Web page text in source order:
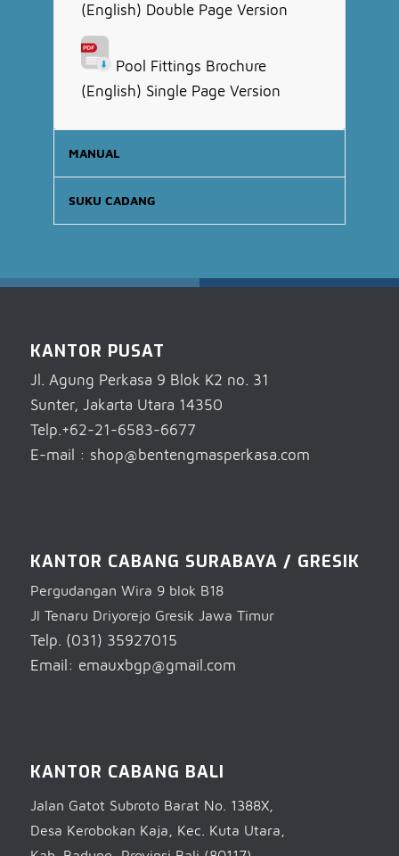
(English) Double Page Version
Pool Fittings Brochure
(English) Single Page Version
MANUAL
SUKU CADANG
KANTOR PUSAT
Jl. Agung Perkasa 9 Blok K2 no. 31
Sunter, Jakarta Utara 14350
Telp.+62-21-6583-6677
E-mail : shop@bentengmasperkasa.com
KANTOR CABANG SURABAYA / GRESIK
Pergudangan Wira 9 blok B18
Jl Tenaru Driyorejo Gresik Jawa Timur
Telp. (031) 35927015
Email: emauxbgp@gmail.com
KANTOR CABANG BALI
Jalan Gatot Subroto Barat No. 1388X,
Desa Kerobokan Kaja, Kec. Kuta Utara,